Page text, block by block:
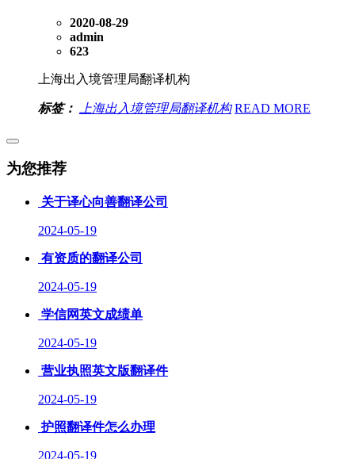
2020-08-29
admin
623
上海出入境管理局翻译机构
标签： 上海出入境管理局翻译机构 READ MORE
为您推荐
关于译心向善翻译公司
2024-05-19
有资质的翻译公司
2024-05-19
学信网英文成绩单
2024-05-19
营业执照英文版翻译件
2024-05-19
护照翻译件怎么办理
2024-05-19